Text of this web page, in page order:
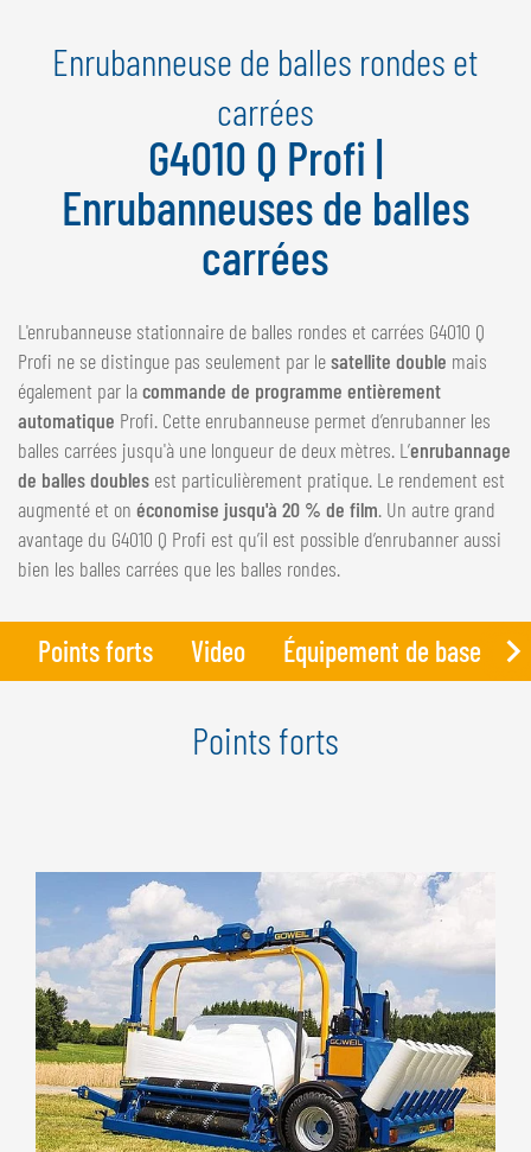
FRANÇAIS
GÖWEIL Schweiz
Enrubanneuse de balles rondes et
carrées
G4010 Q Profi |
Enrubanneuses de balles
carrées
L'enrubanneuse stationnaire de balles rondes et carrées G4010 Q
Profi ne se distingue pas seulement par lesatellite double mais
également par lacommande de programme entièrement
automatique Profi. Cette enrubanneuse permet d’enrubanner les
balles carrées jusqu'à une longueur de deux mètres. L’enrubannage
de balles doubles est particulièrement pratique. Le rendement est
augmenté et on économise jusqu'à 20 % de film. Un autre grand
avantage du G4010 Q Profi est qu’il est possible d’enrubanner aussi
bien les balles carrées que les balles rondes.
Points forts Video Équipement de base
Points forts